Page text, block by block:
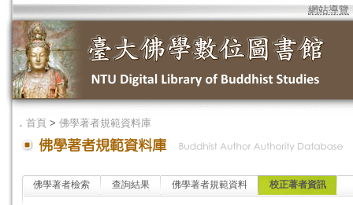
網站導覽
． 首頁 > 佛學著者規範資料庫
佛學著者檢索 查詢結果 佛學著者規範資料 校正著者資訊